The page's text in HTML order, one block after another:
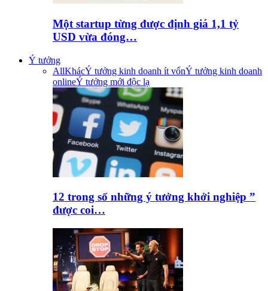
Một startup từng được định giá 1,1 tỷ
USD vừa đóng…
Ý tưởng
AllKhácÝ tưởng kinh doanh ít vốnÝ tưởng kinh doanh
onlineÝ tưởng mới độc lạ
12 trong số những ý tưởng khởi nghiệp ”
được coi…